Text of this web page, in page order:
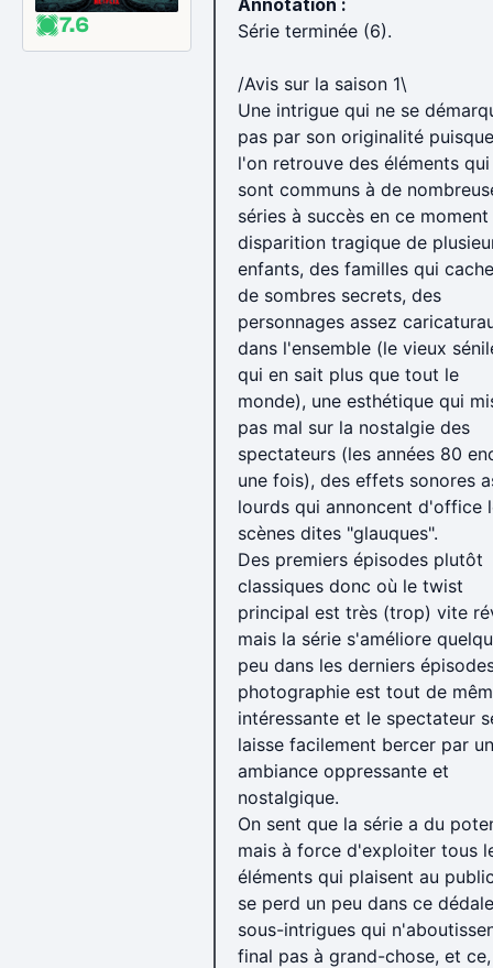
7.6
Annotation :
Série terminée (6).
/Avis sur la saison 1\
Une intrigue qui ne se
pas par son originalité puisque
l'on retrouve des éléments qui
sont communs à de
séries à succès en ce moment
disparition tragique de
enfants, des familles qui
de sombres secrets, des
personnages assez
dans l'ensemble (le vieux
qui en sait plus que tout le
monde), une esthétique qui
pas mal sur la nostalgie des
spectateurs (les années 80
une fois), des effets sonores
lourds qui annoncent d'office
scènes dites "glauques".
Des premiers épisodes plutôt
classiques donc où le twist
principal est très (trop) vite
mais la série s'améliore
peu dans les derniers
photographie est tout de
intéressante et le spectateur
laisse facilement bercer par
ambiance oppressante et
nostalgique.
On sent que la série a du
mais à force d'exploiter tous
éléments qui plaisent au
se perd un peu dans ce
sous-intrigues qui
final pas à grand-chose, et ce,